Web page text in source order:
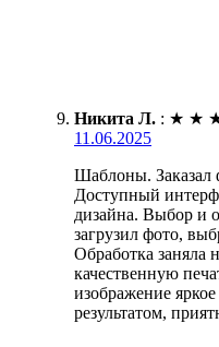
Никита Л. : ★ ★
11.06.2025
Шаблоны. Заказал
Доступный
дизайна. Выбор и
загрузил фото,
Обработка заняла
качественную
изображение
результатом,